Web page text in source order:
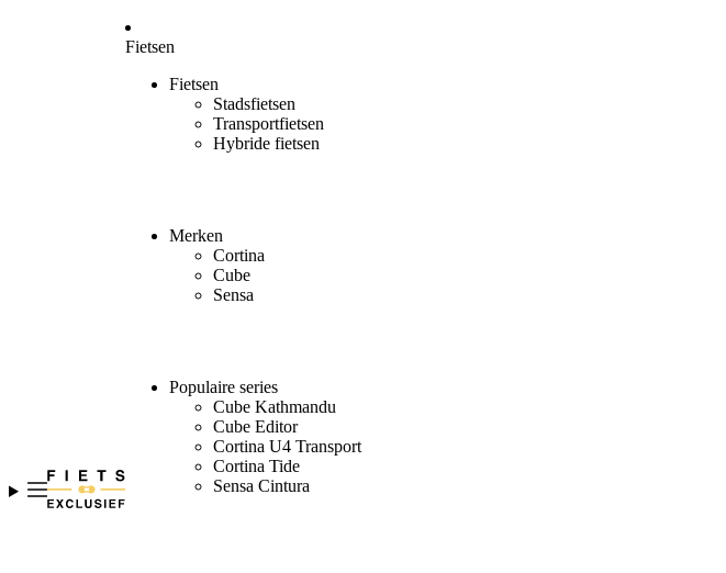
Fietsen
Fietsen
Stadsfietsen
Transportfietsen
Hybride fietsen
Merken
Cortina
Cube
Sensa
Populaire series
Cube Kathmandu
Cube Editor
Cortina U4 Transport
Cortina Tide
Sensa Cintura